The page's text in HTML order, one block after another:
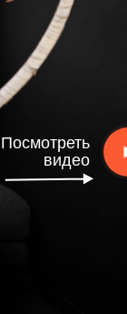
Посмотреть
видео